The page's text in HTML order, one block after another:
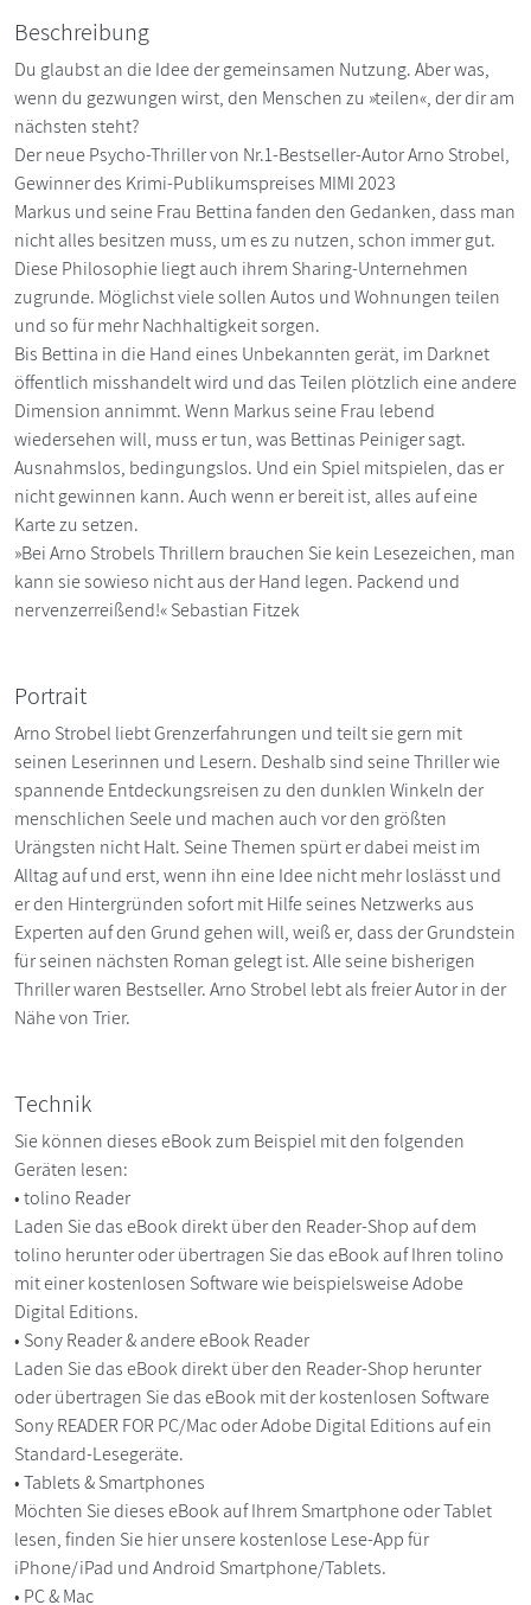
Beschreibung
Du glaubst an die Idee der gemeinsamen Nutzung. Aber was,
wenn du gezwungen wirst, den Menschen zu »teilen«, der dir am
nächsten steht?
Der neue Psycho-Thriller von Nr.1-Bestseller-Autor Arno Strobel,
Gewinner des Krimi-Publikumspreises MIMI 2023
Markus und seine Frau Bettina fanden den Gedanken, dass man
nicht alles besitzen muss, um es zu nutzen, schon immer gut.
Diese Philosophie liegt auch ihrem Sharing-Unternehmen
zugrunde. Möglichst viele sollen Autos und Wohnungen teilen
und so für mehr Nachhaltigkeit sorgen.
Bis Bettina in die Hand eines Unbekannten gerät, im Darknet
öffentlich misshandelt wird und das Teilen plötzlich eine andere
Dimension annimmt. Wenn Markus seine Frau lebend
wiedersehen will, muss er tun, was Bettinas Peiniger sagt.
Ausnahmslos, bedingungslos. Und ein Spiel mitspielen, das er
nicht gewinnen kann. Auch wenn er bereit ist, alles auf eine
Karte zu setzen.
»Bei Arno Strobels Thrillern brauchen Sie kein Lesezeichen, man
kann sie sowieso nicht aus der Hand legen. Packend und
nervenzerreißend!« Sebastian Fitzek
Portrait
Arno Strobel liebt Grenzerfahrungen und teilt sie gern mit
seinen Leserinnen und Lesern. Deshalb sind seine Thriller wie
spannende Entdeckungsreisen zu den dunklen Winkeln der
menschlichen Seele und machen auch vor den größten
Urängsten nicht Halt. Seine Themen spürt er dabei meist im
Alltag auf und erst, wenn ihn eine Idee nicht mehr loslässt und
er den Hintergründen sofort mit Hilfe seines Netzwerks aus
Experten auf den Grund gehen will, weiß er, dass der Grundstein
für seinen nächsten Roman gelegt ist. Alle seine bisherigen
Thriller waren Bestseller. Arno Strobel lebt als freier Autor in der
Nähe von Trier.
Technik
Sie können dieses eBook zum Beispiel mit den folgenden
Geräten lesen:
• tolino Reader
Laden Sie das eBook direkt über den Reader-Shop auf dem
tolino herunter oder übertragen Sie das eBook auf Ihren tolino
mit einer kostenlosen Software wie beispielsweise Adobe
Digital Editions.
• Sony Reader & andere eBook Reader
Laden Sie das eBook direkt über den Reader-Shop herunter
oder übertragen Sie das eBook mit der kostenlosen Software
Sony READER FOR PC/Mac oder Adobe Digital Editions auf ein
Standard-Lesegeräte.
• Tablets & Smartphones
Möchten Sie dieses eBook auf Ihrem Smartphone oder Tablet
lesen, finden Sie hier unsere kostenlose Lese-App für
iPhone/iPad und Android Smartphone/Tablets.
• PC & Mac